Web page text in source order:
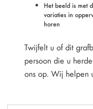
Het beeld is met
variaties in
horen
Twijfelt u of dit
persoon die u
ons op. Wij helpen